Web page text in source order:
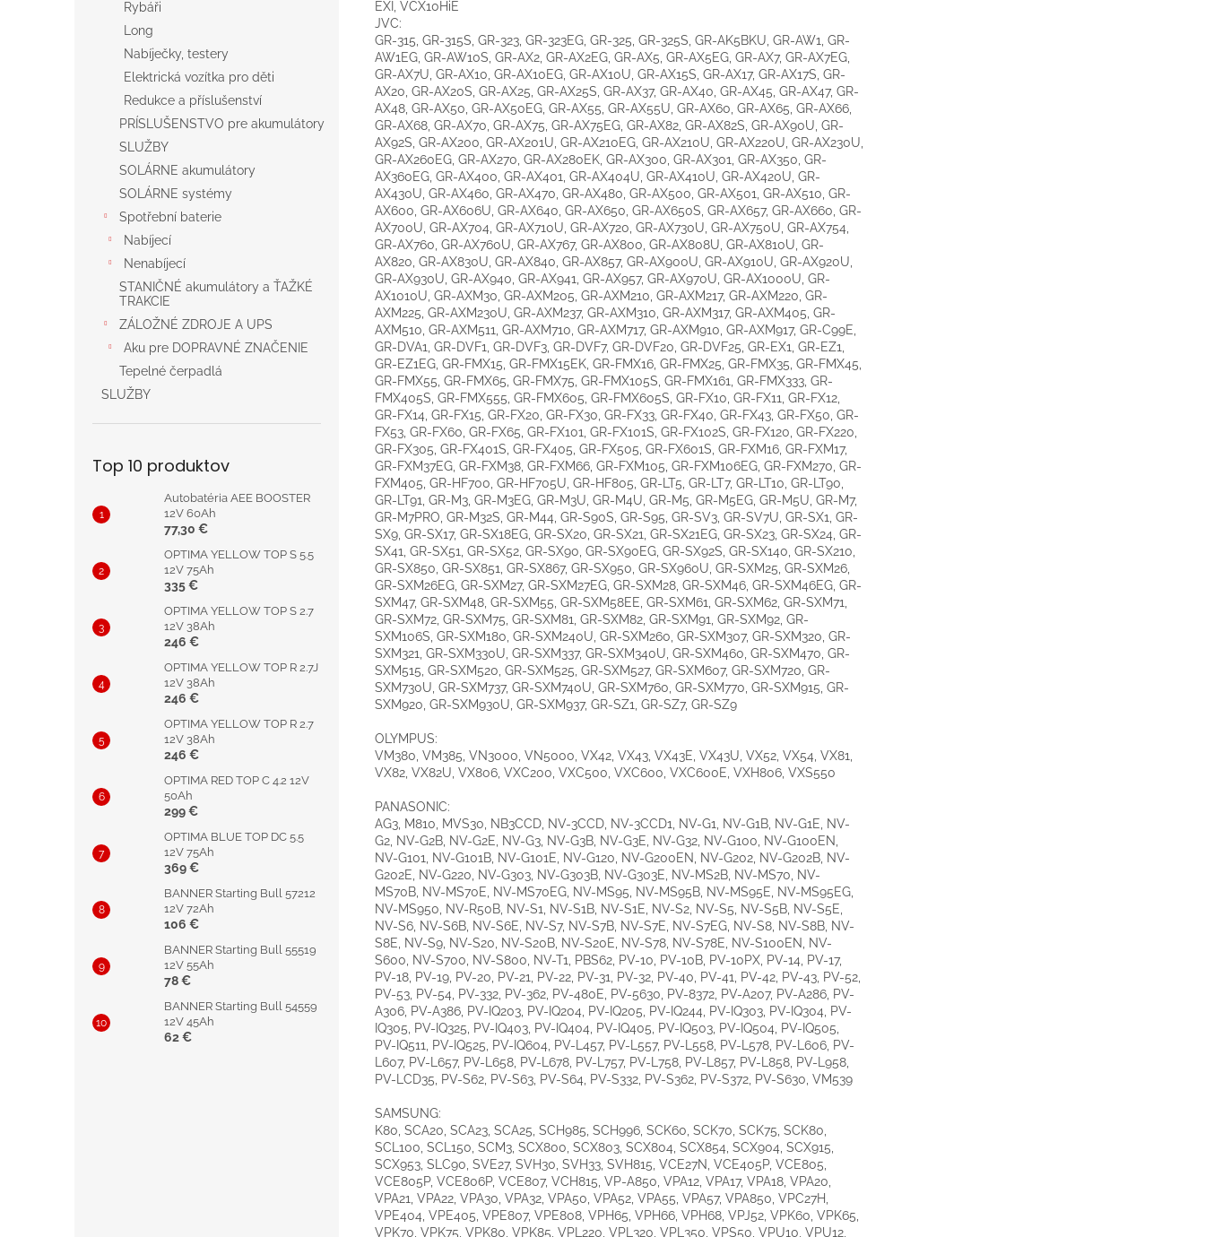
Rybáři
Long
Nabíječky, testery
Elektrická vozítka pro děti
Redukce a příslušenství
PRÍSLUŠENSTVO pre akumulátory
SLUŽBY
SOLÁRNE akumulátory
SOLÁRNE systémy
Spotřební baterie
Nabíjecí
Nenabíjecí
STANIČNÉ akumulátory a ŤAŽKÉ
TRAKCIE
ZÁLOŽNÉ ZDROJE A UPS
Aku pre DOPRAVNÉ ZNAČENIE
Tepelné čerpadlá
SLUŽBY
Top 10 produktov
Autobatéria AEE BOOSTER
12V 60Ah
77,30 €
OPTIMA YELLOW TOP S 5.5
12V 75Ah
335 €
OPTIMA YELLOW TOP S 2.7
12V 38Ah
246 €
OPTIMA YELLOW TOP R 2.7J
12V 38Ah
246 €
OPTIMA YELLOW TOP R 2.7
12V 38Ah
246 €
OPTIMA RED TOP C 4.2 12V
50Ah
299 €
OPTIMA BLUE TOP DC 5.5
12V 75Ah
369 €
BANNER Starting Bull 57212
12V 72Ah
106 €
BANNER Starting Bull 55519
12V 55Ah
78 €
BANNER Starting Bull 54559
12V 45Ah
62 €
EXI, VCX10HiE
JVC:
GR-315, GR-315S, GR-323, GR-323EG, GR-325, GR-325S, GR-AK5BKU, GR-AW1, GR-
AW1EG, GR-AW10S, GR-AX2, GR-AX2EG, GR-AX5, GR-AX5EG, GR-AX7, GR-AX7EG,
GR-AX7U, GR-AX10, GR-AX10EG, GR-AX10U, GR-AX15S, GR-AX17, GR-AX17S, GR-
AX20, GR-AX20S, GR-AX25, GR-AX25S, GR-AX37, GR-AX40, GR-AX45, GR-AX47, GR-
AX48, GR-AX50, GR-AX50EG, GR-AX55, GR-AX55U, GR-AX60, GR-AX65, GR-AX66,
GR-AX68, GR-AX70, GR-AX75, GR-AX75EG, GR-AX82, GR-AX82S, GR-AX90U, GR-
AX92S, GR-AX200, GR-AX201U, GR-AX210EG, GR-AX210U, GR-AX220U, GR-AX230U,
GR-AX260EG, GR-AX270, GR-AX280EK, GR-AX300, GR-AX301, GR-AX350, GR-
AX360EG, GR-AX400, GR-AX401, GR-AX404U, GR-AX410U, GR-AX420U, GR-
AX430U, GR-AX460, GR-AX470, GR-AX480, GR-AX500, GR-AX501, GR-AX510, GR-
AX600, GR-AX606U, GR-AX640, GR-AX650, GR-AX650S, GR-AX657, GR-AX660, GR-
AX700U, GR-AX704, GR-AX710U, GR-AX720, GR-AX730U, GR-AX750U, GR-AX754,
GR-AX760, GR-AX760U, GR-AX767, GR-AX800, GR-AX808U, GR-AX810U, GR-
AX820, GR-AX830U, GR-AX840, GR-AX857, GR-AX900U, GR-AX910U, GR-AX920U,
GR-AX930U, GR-AX940, GR-AX941, GR-AX957, GR-AX970U, GR-AX1000U, GR-
AX1010U, GR-AXM30, GR-AXM205, GR-AXM210, GR-AXM217, GR-AXM220, GR-
AXM225, GR-AXM230U, GR-AXM237, GR-AXM310, GR-AXM317, GR-AXM405, GR-
AXM510, GR-AXM511, GR-AXM710, GR-AXM717, GR-AXM910, GR-AXM917, GR-C99E,
GR-DVA1, GR-DVF1, GR-DVF3, GR-DVF7, GR-DVF20, GR-DVF25, GR-EX1, GR-EZ1,
GR-EZ1EG, GR-FMX15, GR-FMX15EK, GR-FMX16, GR-FMX25, GR-FMX35, GR-FMX45,
GR-FMX55, GR-FMX65, GR-FMX75, GR-FMX105S, GR-FMX161, GR-FMX333, GR-
FMX405S, GR-FMX555, GR-FMX605, GR-FMX605S, GR-FX10, GR-FX11, GR-FX12,
GR-FX14, GR-FX15, GR-FX20, GR-FX30, GR-FX33, GR-FX40, GR-FX43, GR-FX50, GR-
FX53, GR-FX60, GR-FX65, GR-FX101, GR-FX101S, GR-FX102S, GR-FX120, GR-FX220,
GR-FX305, GR-FX401S, GR-FX405, GR-FX505, GR-FX601S, GR-FXM16, GR-FXM17,
GR-FXM37EG, GR-FXM38, GR-FXM66, GR-FXM105, GR-FXM106EG, GR-FXM270, GR-
FXM405, GR-HF700, GR-HF705U, GR-HF805, GR-LT5, GR-LT7, GR-LT10, GR-LT90,
GR-LT91, GR-M3, GR-M3EG, GR-M3U, GR-M4U, GR-M5, GR-M5EG, GR-M5U, GR-M7,
GR-M7PRO, GR-M32S, GR-M44, GR-S90S, GR-S95, GR-SV3, GR-SV7U, GR-SX1, GR-
SX9, GR-SX17, GR-SX18EG, GR-SX20, GR-SX21, GR-SX21EG, GR-SX23, GR-SX24, GR-
SX41, GR-SX51, GR-SX52, GR-SX90, GR-SX90EG, GR-SX92S, GR-SX140, GR-SX210,
GR-SX850, GR-SX851, GR-SX867, GR-SX950, GR-SX960U, GR-SXM25, GR-SXM26,
GR-SXM26EG, GR-SXM27, GR-SXM27EG, GR-SXM28, GR-SXM46, GR-SXM46EG, GR-
SXM47, GR-SXM48, GR-SXM55, GR-SXM58EE, GR-SXM61, GR-SXM62, GR-SXM71,
GR-SXM72, GR-SXM75, GR-SXM81, GR-SXM82, GR-SXM91, GR-SXM92, GR-
SXM106S, GR-SXM180, GR-SXM240U, GR-SXM260, GR-SXM307, GR-SXM320, GR-
SXM321, GR-SXM330U, GR-SXM337, GR-SXM340U, GR-SXM460, GR-SXM470, GR-
SXM515, GR-SXM520, GR-SXM525, GR-SXM527, GR-SXM607, GR-SXM720, GR-
SXM730U, GR-SXM737, GR-SXM740U, GR-SXM760, GR-SXM770, GR-SXM915, GR-
SXM920, GR-SXM930U, GR-SXM937, GR-SZ1, GR-SZ7, GR-SZ9
OLYMPUS:
VM380, VM385, VN3000, VN5000, VX42, VX43, VX43E, VX43U, VX52, VX54, VX81,
VX82, VX82U, VX806, VXC200, VXC500, VXC600, VXC600E, VXH806, VXS550
PANASONIC:
AG3, M810, MVS30, NB3CCD, NV-3CCD, NV-3CCD1, NV-G1, NV-G1B, NV-G1E, NV-
G2, NV-G2B, NV-G2E, NV-G3, NV-G3B, NV-G3E, NV-G32, NV-G100, NV-G100EN,
NV-G101, NV-G101B, NV-G101E, NV-G120, NV-G200EN, NV-G202, NV-G202B, NV-
G202E, NV-G220, NV-G303, NV-G303B, NV-G303E, NV-MS2B, NV-MS70, NV-
MS70B, NV-MS70E, NV-MS70EG, NV-MS95, NV-MS95B, NV-MS95E, NV-MS95EG,
NV-MS950, NV-R50B, NV-S1, NV-S1B, NV-S1E, NV-S2, NV-S5, NV-S5B, NV-S5E,
NV-S6, NV-S6B, NV-S6E, NV-S7, NV-S7B, NV-S7E, NV-S7EG, NV-S8, NV-S8B, NV-
S8E, NV-S9, NV-S20, NV-S20B, NV-S20E, NV-S78, NV-S78E, NV-S100EN, NV-
S600, NV-S700, NV-S800, NV-T1, PBS62, PV-10, PV-10B, PV-10PX, PV-14, PV-17,
PV-18, PV-19, PV-20, PV-21, PV-22, PV-31, PV-32, PV-40, PV-41, PV-42, PV-43, PV-52,
PV-53, PV-54, PV-332, PV-362, PV-480E, PV-5630, PV-8372, PV-A207, PV-A286, PV-
A306, PV-A386, PV-IQ203, PV-IQ204, PV-IQ205, PV-IQ244, PV-IQ303, PV-IQ304, PV-
IQ305, PV-IQ325, PV-IQ403, PV-IQ404, PV-IQ405, PV-IQ503, PV-IQ504, PV-IQ505,
PV-IQ511, PV-IQ525, PV-IQ604, PV-L457, PV-L557, PV-L558, PV-L578, PV-L606, PV-
L607, PV-L657, PV-L658, PV-L678, PV-L757, PV-L758, PV-L857, PV-L858, PV-L958,
PV-LCD35, PV-S62, PV-S63, PV-S64, PV-S332, PV-S362, PV-S372, PV-S630, VM539
SAMSUNG:
K80, SCA20, SCA23, SCA25, SCH985, SCH996, SCK60, SCK70, SCK75, SCK80,
SCL100, SCL150, SCM3, SCX800, SCX803, SCX804, SCX854, SCX904, SCX915,
SCX953, SLC90, SVE27, SVH30, SVH33, SVH815, VCE27N, VCE405P, VCE805,
VCE805P, VCE806P, VCE807, VCH815, VP-A850, VPA12, VPA17, VPA18, VPA20,
VPA21, VPA22, VPA30, VPA32, VPA50, VPA52, VPA55, VPA57, VPA850, VPC27H,
VPE404, VPE405, VPE807, VPE808, VPH65, VPH66, VPH68, VPJ52, VPK60, VPK65,
VPK70, VPK75, VPK80, VPK85, VPL220, VPL320, VPL350, VPS50, VPU10, VPU12,